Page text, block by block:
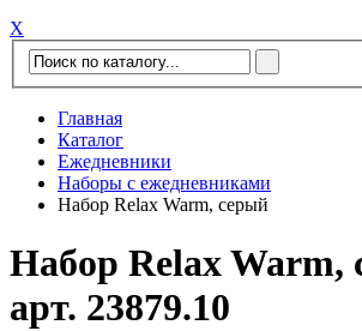
Х
Главная
Каталог
Ежедневники
Наборы с ежедневниками
Набор Relax Warm, серый
Набор Relax Warm,
арт. 23879.10